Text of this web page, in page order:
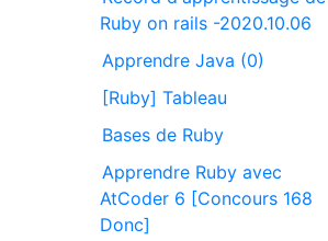
Ruby on rails -2020.10.06
Apprendre Java (0)
[Ruby] Tableau
Bases de Ruby
Apprendre Ruby avec
AtCoder 6 [Concours 168
Donc]